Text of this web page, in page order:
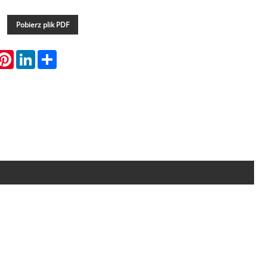
Pobierz plik PDF
PinterestLinkedIn